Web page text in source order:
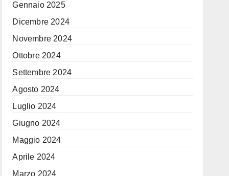
Gennaio 2025
Dicembre 2024
Novembre 2024
Ottobre 2024
Settembre 2024
Agosto 2024
Luglio 2024
Giugno 2024
Maggio 2024
Aprile 2024
Marzo 2024